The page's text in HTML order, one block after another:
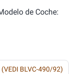
de Coche:
(VEDI BLVC-490/92)